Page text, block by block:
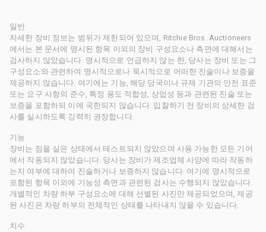
일반
자세한 장비 정보는 범위가 제한되어 있으며, Ritchie Bros. Auctioneers
에서는 본 문서에 명시된 항목 이외의 장비 구성요소나 측면에 대해서는
검사하지 않았습니다. 명시적으로 언급하지 않는 한, 당사는 장비 또는 그
구성요소와 관련하여 명시적으로나 묵시적으로 어떠한 진술이나 보증을
제공하지 않습니다. 여기에는 기능, 해당 당국이나 규제 기관의 안전 표준
또는 요구 사항의 준수, 특정 용도 적합성, 상업성 등과 관련된 진술 또는
보증을 포함하되 이에 국한되지 않습니다. 입찰하기 전 장비의 상세한 검
사를 실시하도록 강력히 권장합니다.
기능
장비는 짐을 실은 상태에서 테스트되지 않았으며 사용 가능한 모든 기어
에서 작동되지 않았습니다. 당사는 장비가 제조업체 사양에 따라 작동하
는지 여부에 대하여 진술하거나 보증하지 않습니다. 여기에 명시적으로
포함된 항목 이외에 기능성 측면과 관련된 검사는 수행되지 않았습니다.
개별적인 차량 하부 구성요소에 대해 선별된 사진만 제공되었으며, 제공
된 사진은 차량 하부의 전체적인 상태를 나타내지 않을 수 있습니다.
치수